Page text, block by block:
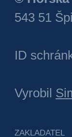
543 51
ID
Vyrobil
ZAKLADATEL